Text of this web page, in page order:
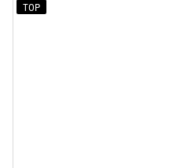
TOP